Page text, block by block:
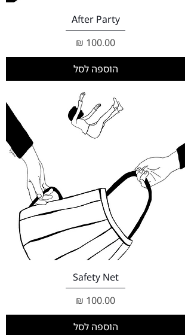
After Party
מחיר
הוספה לסל
Safety Net
מחיר
הוספה לסל